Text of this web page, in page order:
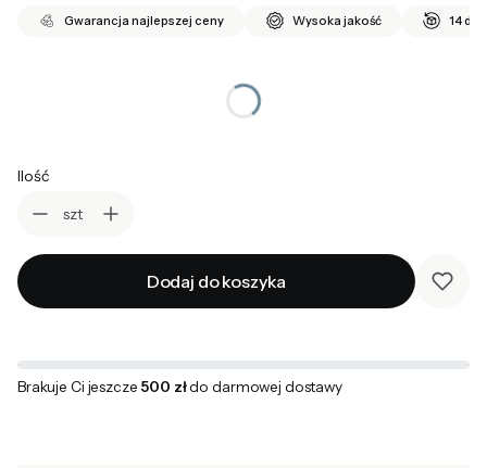
Gwarancja najlepszej ceny Wysoka jakość 14 dni
Ilość
szt
Dodaj do koszyka
Brakuje Ci jeszcze 500 złdo darmowej dostawy